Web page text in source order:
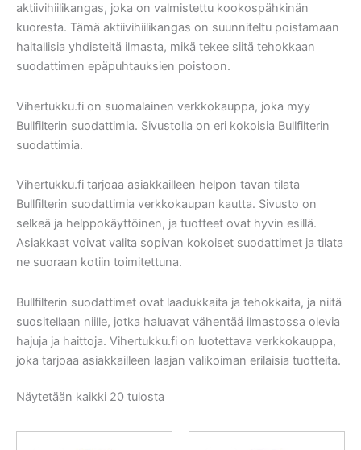
aktiivihiilikangas, joka on valmistettu kookospähkinän
kuoresta. Tämä aktiivihiilikangas on suunniteltu poistamaan
haitallisia yhdisteitä ilmasta, mikä tekee siitä tehokkaan
suodattimen epäpuhtauksien poistoon.
Vihertukku.fi on suomalainen verkkokauppa, joka myy
Bullfilterin suodattimia. Sivustolla on eri kokoisia Bullfilterin
suodattimia.
Vihertukku.fi tarjoaa asiakkailleen helpon tavan tilata
Bullfilterin suodattimia verkkokaupan kautta. Sivusto on
selkeä ja helppokäyttöinen, ja tuotteet ovat hyvin esillä.
Asiakkaat voivat valita sopivan kokoiset suodattimet ja tilata
ne suoraan kotiin toimitettuna.
Bullfilterin suodattimet ovat laadukkaita ja tehokkaita, ja niitä
suositellaan niille, jotka haluavat vähentää ilmastossa olevia
hajuja ja haittoja. Vihertukku.fi on luotettava verkkokauppa,
joka tarjoaa asiakkailleen laajan valikoiman erilaisia tuotteita.
Näytetään kaikki 20 tulosta